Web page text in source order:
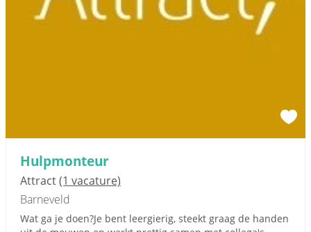
Hulpmonteur
Attract(1 vacature)
Barneveld
Wat ga je doen?Je bent leergierig, steekt graag de handen